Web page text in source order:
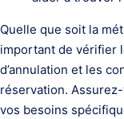
Quelle que soit la
important de vérifier
d’annulation et les
réservation.
vos besoins